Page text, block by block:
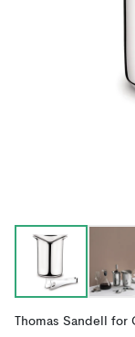
Thomas Sandell for